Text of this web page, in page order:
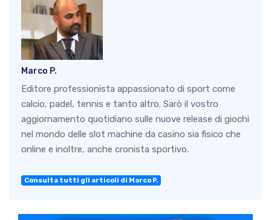
Marco P.
Editore professionista appassionato di sport come
calcio, padel, tennis e tanto altro. Sarò il vostro
aggiornamento quotidiano sulle nuove release di giochi
nel mondo delle slot machine da casino sia fisico che
online e inoltre, anche cronista sportivo.
Consulta tutti gli articoli di Marco P.